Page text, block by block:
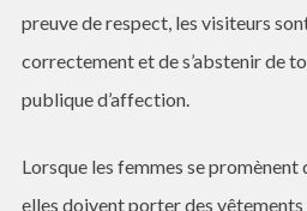
preuve de respect, les visiteurs
correctement et de s’abstenir de
publique d’affection.
Lorsque les femmes se promènent
elles doivent porter des